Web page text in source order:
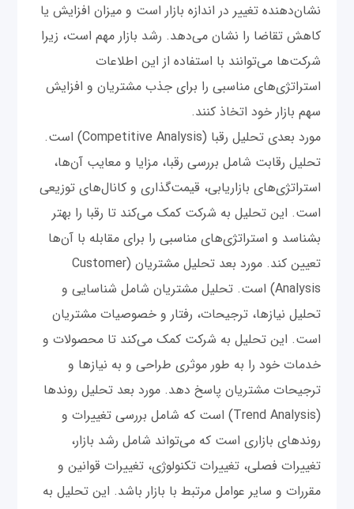
نشان‌دهنده تغییر در اندازه بازار است و میزان افزایش یا
کاهش تقاضا را نشان می‌دهد. رشد بازار مهم است، زیرا
شرکت‌ها می‌توانند با استفاده از این اطلاعات
استراتژی‌های مناسبی را برای جذب مشتریان و افزایش
سهم بازار خود اتخاذ کنند.
مورد بعدی تحلیل رقبا (Competitive Analysis) است.
تحلیل رقابت شامل بررسی رقبا، مزایا و معایب آن‌ها،
استراتژی‌های بازاریابی، قیمت‌گذاری و کانال‌های توزیعی
است. این تحلیل به شرکت کمک می‌کند تا رقبا را بهتر
بشناسد و استراتژی‌های مناسبی را برای مقابله با آن‌ها
تعیین کند. مورد بعد تحلیل مشتریان (Customer
Analysis) است. تحلیل مشتریان شامل شناسایی و
تحلیل نیازها، ترجیحات، رفتار و خصوصیات مشتریان
است. این تحلیل به شرکت کمک می‌کند تا محصولات و
خدمات خود را به طور موثری طراحی و به نیازها و
ترجیحات مشتریان پاسخ دهد. مورد بعد تحلیل روندها
(Trend Analysis) است که شامل بررسی تغییرات و
روندهای بازاری است که می‌تواند شامل رشد بازار،
تغییرات فصلی، تغییرات تکنولوژی، تغییرات قوانین و
مقررات و سایر عوامل مرتبط با بازار باشد. این تحلیل به